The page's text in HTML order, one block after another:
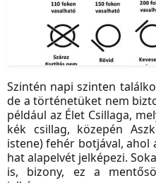
Szintén napi szinten
de a történetüket nem
például az Élet Csillaga,
kék csillag, közepén
istene) fehér botjával, ahol
hat alapelvét jelképezi.
is, bizony, ez a